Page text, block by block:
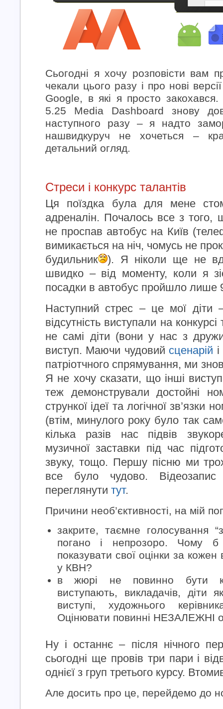
Сьогодні я хочу розповісти вам
чекали цього разу і про нові
Google, в які я просто закохався.
5.25 Media Dashboard знову
наступного разу – я надто
нашвидкуруч не хочеться –
детальний огляд.
Стреси і конкурс талантів
Ця поїздка була для мене
адреналін. Почалось все з
не проспав автобус на Київ
вимикається на ніч, чомусь не
будильник
). Я ніколи ще не
швидко – від моменту, коли я
посадки в автобус пройшло лише
Наступний стрес – це мої
відсутність виступали на
не самі діти (вони у нас з
виступ. Маючи чудовий сценарій
патріотчного спрямування, ми
Я не хочу сказати, що інші
теж демонстрували достойні
стрункої ідеї та логічної зв’язки
(втім, минулого року було так
кілька разів нас підвів
музичної заставки під час
звуку, тощо. Першу пісню ми
все було чудово.
переглянути тут.
Причини необ’єктивності, на мій
закрите, таємне голосування
погано і непрозоро. Чому
показувати свої оцінки за
у КВН?
в жюрі не повинно бути
виступають, викладачів, діти
виступі, художнього
Оцінювати повинні НЕЗАЛЕЖНІ
Ну і останнє – після нічного
сьогодні ще провів три пари і
однієї з груп третього курсу.
Але досить про це, перейдемо до